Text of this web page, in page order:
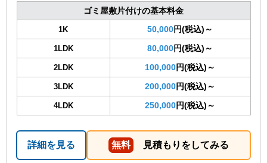
ゴミ屋敷片付けの基本料金
1K 50,000円(税込)～
1LDK 80,000円(税込)～
2LDK 100,000円(税込)～
3LDK 200,000円(税込)～
4LDK 250,000円(税込)～
詳細を見る 無料 見積もりをしてみる